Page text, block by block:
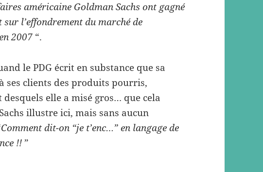
américaine Goldman Sachs ont gagné
l’effondrement du marché de
2007 “.
le PDG écrit en substance que sa
ses clients des produits pourris,
elle a misé gros… que cela
illustre ici, mais sans aucun
Comment dit-on “je t’enc…” en langage de
!!”